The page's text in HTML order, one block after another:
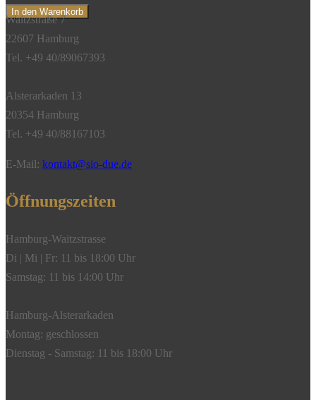
Tear,
Regenbogen-
Mondstein,
750/-
Menge
In den Warenkorb
Waitzstraße 7
22607 Hamburg
Tel. +49 40/89067393
Alsterarkaden 13
20354 Hamburg
Tel. +49 40/88167103
E-Mail: kontakt@sio-due.de
Öffnungszeiten
Hamburg-Waitzstrasse
Di | Mi | Fr: 11 bis 18:00 Uhr
Samstag: 11 bis 14:00 Uhr
Hamburg-Alsterarkaden
Montag: geschlossen
Dienstag - Samstag: 11 bis 18:00 Uhr